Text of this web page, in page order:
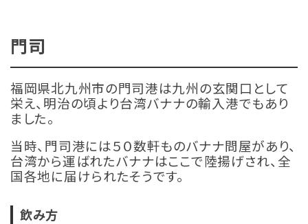
門司
福岡県北九州市の門司港は九州の玄関口として
栄え、明治の頃より台湾バナナの輸入港でもあり
ました。
当時、門司港には５０数軒ものバナナ問屋があり、
台湾から運ばれたバナナはここで陸揚げされ、全
国各地に届けられたそうです。
飲み方